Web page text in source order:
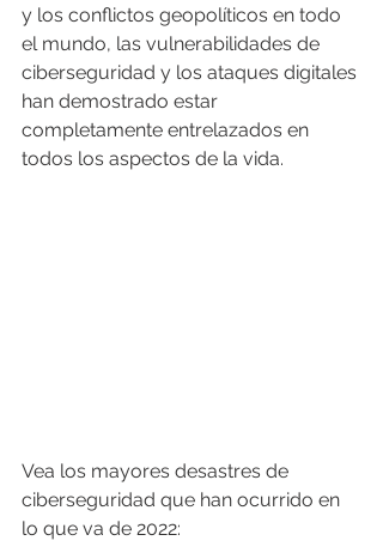
y los conflictos geopolíticos en todo
el mundo, las vulnerabilidades de
ciberseguridad y los ataques digitales
han demostrado estar
completamente entrelazados en
todos los aspectos de la vida.
Vea los mayores desastres de
ciberseguridad que han ocurrido en
lo que va de 2022: